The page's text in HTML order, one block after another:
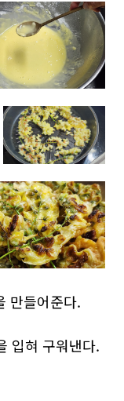
만들어준다.
입혀 구워낸다.